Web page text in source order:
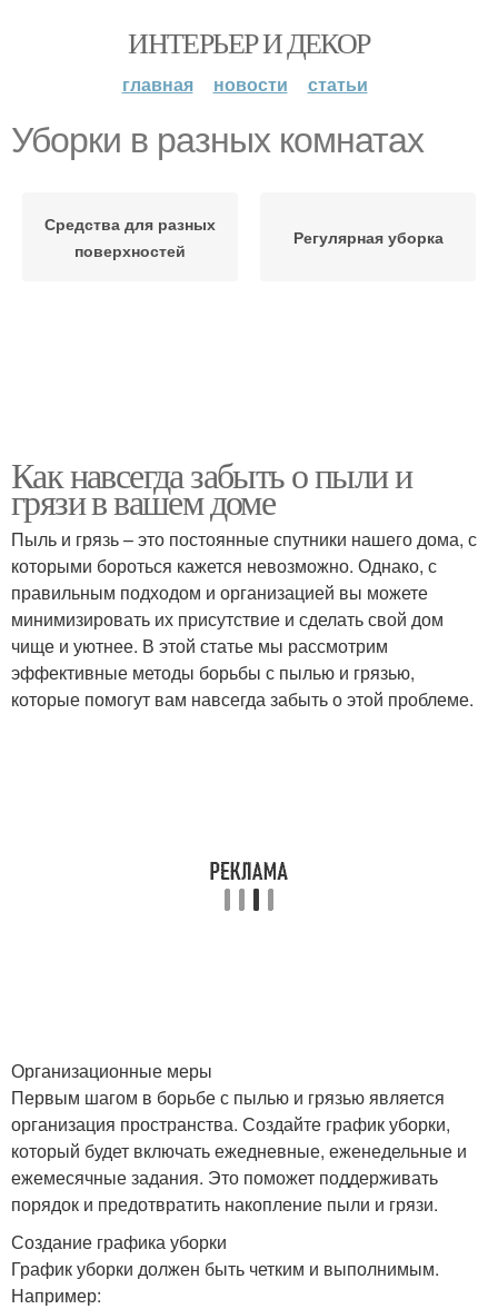
ИНТЕРЬЕР И ДЕКОР
главная новости статьи
Уборки в разных комнатах
Средства для разных
поверхностей
Регулярная уборка
Как навсегда забыть о пыли и
грязи в вашем доме
Пыль и грязь – это постоянные спутники нашего дома, с
которыми бороться кажется невозможно. Однако, с
правильным подходом и организацией вы можете
минимизировать их присутствие и сделать свой дом
чище и уютнее. В этой статье мы рассмотрим
эффективные методы борьбы с пылью и грязью,
которые помогут вам навсегда забыть о этой проблеме.
Организационные меры
Первым шагом в борьбе с пылью и грязью является
организация пространства. Создайте график уборки,
который будет включать ежедневные, еженедельные и
ежемесячные задания. Это поможет поддерживать
порядок и предотвратить накопление пыли и грязи.
Создание графика уборки
График уборки должен быть четким и выполнимым.
Например: